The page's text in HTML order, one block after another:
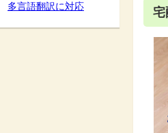
宅
多言語翻訳に対応